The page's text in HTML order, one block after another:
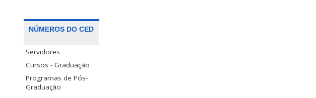
NÚMEROS DO CED
Servidores
Cursos - Graduação
Programas de Pós-
Graduação